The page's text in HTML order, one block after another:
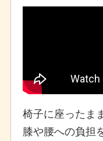
椅子に座ったま
膝や腰への負担